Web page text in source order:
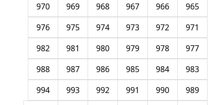
965
966
967
968
969
970
971
972
973
974
975
976
977
978
979
980
981
982
983
984
985
986
987
988
989
990
991
992
993
994